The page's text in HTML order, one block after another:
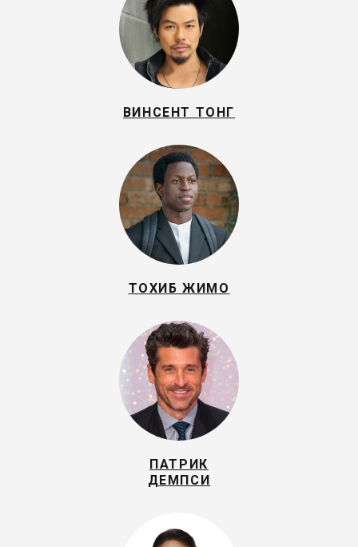
ВИНСЕНТ ТОНГ
ТОХИБ ЖИМО
ПАТРИК
ДЕМПСИ